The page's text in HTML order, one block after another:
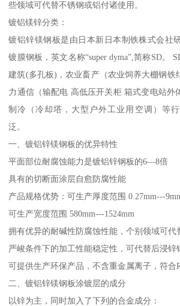
些领域可代替不锈钢或铝付诸使用。
镀铝镁锌分类：
镀铝锌镁钢板是由日本新日本制铁株式会社
镀膜钢板，英文名称“super dyma”,简称SD。
建筑(多孔板)，农业畜产（农业饲养大棚钢铁
力通信（输配电 高低压开关柜 箱式变电站外
制冷（冷却塔，大型户外工业用空调）等
泛。
一、镀铝锌镁钢板的优异特性
平面部位耐腐蚀能力是镀铝锌钢板的6—8倍
具有的切断面涂层自愈防腐性能
产品规格优势：可生产厚度范围 0.27mm---
可生产宽度范围 580mm---1524mm
拥有优异的耐碱性防腐蚀性能，个别领域可代
严峻条件下的加工性能稳定性，可代替后浸锌
可提供生产环保产品，不含重金属离子，符合
二、镀铝锌镁钢板涂镀层的成分
以锌为主，同时加入了下列的合金成分：